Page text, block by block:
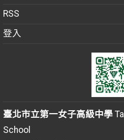
RSS
登入
臺北市立第一女子高級中學
School